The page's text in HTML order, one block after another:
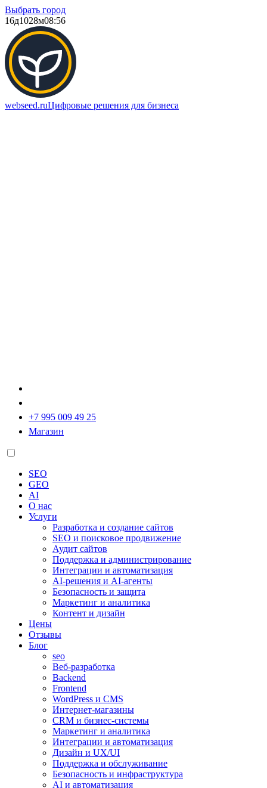
Выбрать город
16д1028м08:56
webseed.ruЦифровые решения для бизнеса
+7 995 009 49 25
Магазин
SEO
GEO
AI
О нас
Услуги
Разработка и создание сайтов
SEO и поисковое продвижение
Аудит сайтов
Поддержка и администрирование
Интеграции и автоматизация
AI-решения и AI-агенты
Безопасность и защита
Маркетинг и аналитика
Контент и дизайн
Цены
Отзывы
Блог
seo
Веб-разработка
Backend
Frontend
WordPress и CMS
Интернет-магазины
CRM и бизнес-системы
Маркетинг и аналитика
Интеграции и автоматизация
Дизайн и UX/UI
Поддержка и обслуживание
Безопасность и инфраструктура
AI и автоматизация